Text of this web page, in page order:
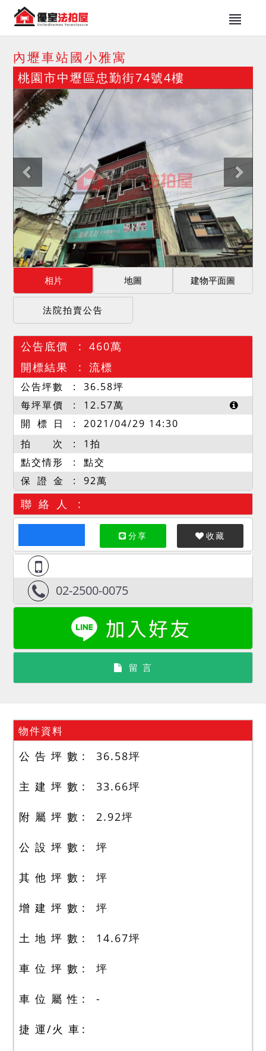
內壢車站國小雅寓
桃園市中壢區忠勤街74號4樓
相片 地圖 建物平面圖
法院拍賣公告
公告底價
460萬
開標結果
流標
公告坪數 36.58坪
每坪單價
12.57萬
開 標 日
2021/04/29 14:30
拍 次
1拍
點交情形
點交
保 證 金
92萬
聯 絡 人
分享 收藏
02-2500-0075
留 言
物件資料
公 告 坪 數 36.58坪
主 建 坪 數 33.66坪
附 屬 坪 數 2.92坪
公 設 坪 數 坪
其 他 坪 數 坪
增 建 坪 數 坪
土 地 坪 數 14.67坪
車 位 坪 數 坪
車 位 屬 性 -
捷 運/火 車